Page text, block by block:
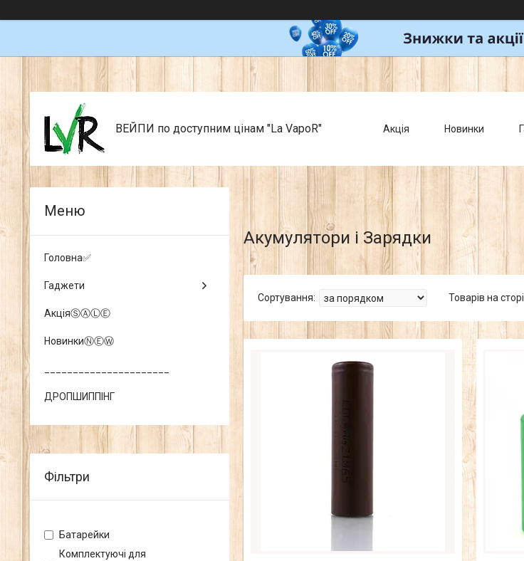
ВЕЙПИ по доступним цінам "La VapoR" Акція Новинки
Акумулятори і Зарядки
Головна✅
Гаджети
АкціяⓈⒶⓁⒺ
НовинкиⓃⒺⓌ
ДРОПШИППІНГ
Фільтри
Батарейки
Комплектуючі для